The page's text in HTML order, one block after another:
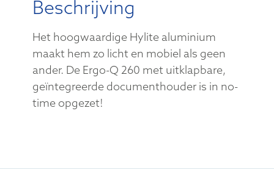
Beschrijving
Het hoogwaardige Hylite aluminium
maakt hem zo licht en mobiel als geen
ander. De Ergo-Q 260 met uitklapbare,
geïntegreerde documenthouder is in no-
time opgezet!